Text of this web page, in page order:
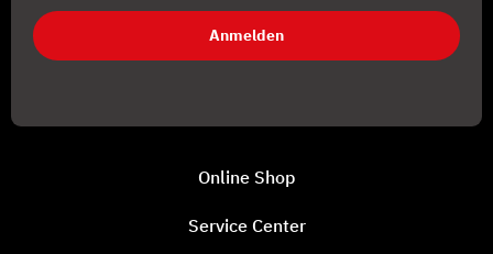
Anmelden
Online Shop
Service Center